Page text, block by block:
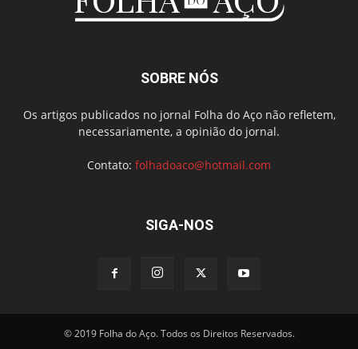
SOBRE NÓS
Os artigos publicados no jornal Folha do Aço não refletem,
necessariamente, a opinião do jornal.
Contato: folhadoaco@hotmail.com
SIGA-NOS
© 2019 Folha do Aço. Todos os Direitos Reservados.